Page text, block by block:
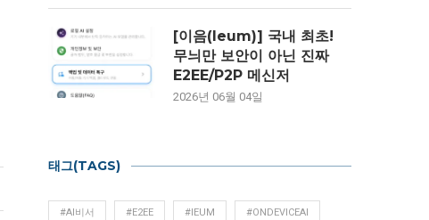
[이음(Ieum)] 국내 최초!
무늬만 보안이 아닌 진짜
E2EE/P2P 메신저
2026년 06월 04일
태그(TAGS)
#AI비서 #E2EE #IEUM #ONDEVICEAI